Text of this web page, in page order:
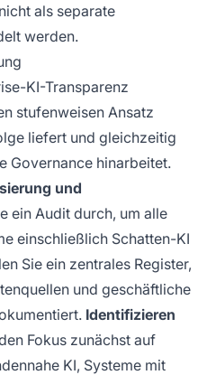
als separate
werden.
KI-Transparenz
stufenweisen Ansatz
liefert und gleichzeitig
Governance hinarbeitet.
und
ein Audit durch, um alle
einschließlich Schatten-KI
Sie ein zentrales Register,
und geschäftliche
Identifizieren
Fokus zunächst auf
KI, Systeme mit